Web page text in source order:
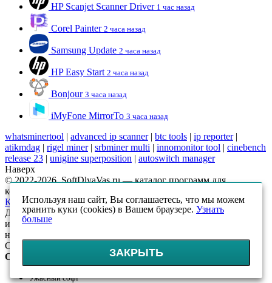
HP Scanjet Scanner Driver 1 час назад
Corel Painter 2 часа назад
Samsung Update 2 часа назад
HP Easy Start 2 часа назад
Bonjour 3 часа назад
iMyFone MirrorTo 3 часа назад
whatsminertool | advanced ip scanner| btc tools | ip reporter|
atikmdag | rigel miner| srbminer multi | innomonitor tool | cinebench
release 23 | unigine superposition | autoswitch manager
Наверх
© 2022-2026, SoftDlyaVas.ru — каталог программ для
компьютера.
Карта сайта
Данный интернет-сайт носит исключительно
информационный характер и ни при каких условиях
не является публичной офертой, определяемой положениями
Статьи 437 (2) ГК РФ
Оцените!
Ужасный софт
Используя наш сайт, Вы соглашаетесь, что мы можем
хранить куки (cookies) в Вашем браузере. Узнать
больше
ЗАКРЫТЬ